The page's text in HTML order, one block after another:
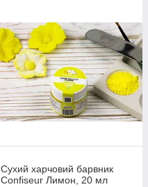
Сухий харчовий барвник
Confiseur Лимон, 20 мл